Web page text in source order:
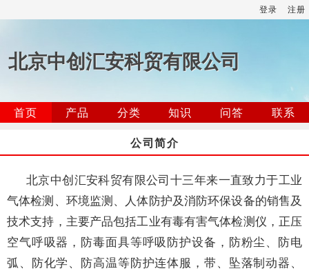
登录 注册
北京中创汇安科贸有限公司
首页 产品 分类 知识 问答
联系
公司简介
北京中创汇安科贸有限公司十三年来一直致力于工业
气体检测、环境监测、人体防护及消防环保设备的销售及
技术支持，主要产品包括工业有毒有害气体检测仪，正压
空气呼吸器，防毒面具等呼吸防护设备，防粉尘、防电
弧、防化学、防高温等防护连体服，带、坠落制动器、